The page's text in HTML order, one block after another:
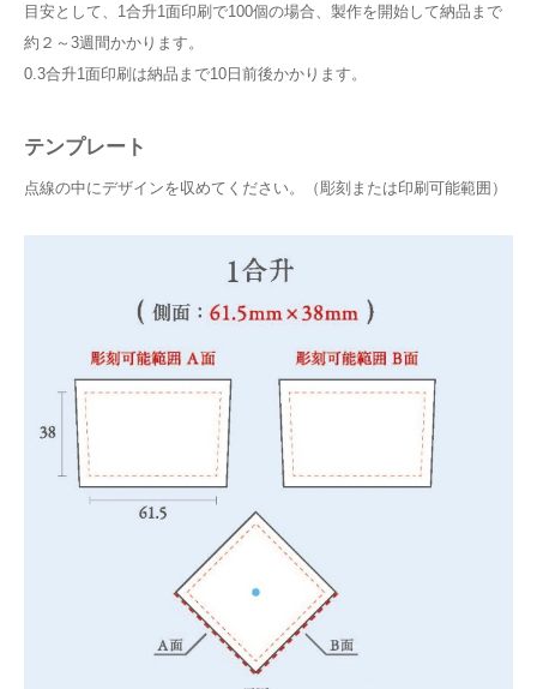
目安として、1合升1面印刷で100個の場合、製作を開始して納品まで
約２～3週間かかります。
0.3合升1面印刷は納品まで10日前後かかります。
テンプレート
点線の中にデザインを収めてください。（彫刻または印刷可能範囲）